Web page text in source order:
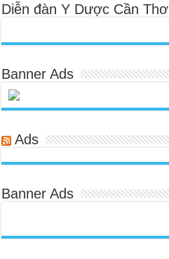
Diễn đàn Y Dược Cần Thơ
Banner Ads
Ads
Banner Ads